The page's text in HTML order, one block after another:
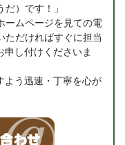
だ）です！」
ームページを見ての電
ただければすぐに担当
し付けくださいま
よう迅速・丁寧を心が